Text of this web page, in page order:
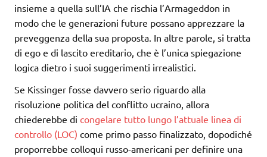
insieme a quella sull’IA che rischia l’Armageddon in
modo che le generazioni future possano apprezzare la
preveggenza della sua proposta. In altre parole, si tratta
di ego e di lascito ereditario, che è l’unica spiegazione
logica dietro i suoi suggerimenti irrealistici.
Se Kissinger fosse davvero serio riguardo alla
risoluzione politica del conflitto ucraino, allora
chiederebbe di congelare tutto lungo l’attuale linea di
controllo (LOC) come primo passo finalizzato, dopodiché
proporrebbe colloqui russo-americani per definire una